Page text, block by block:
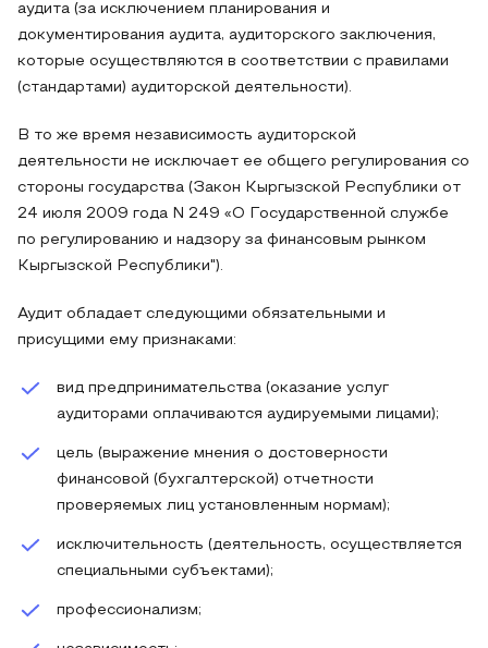
аудита (за исключением планирования и
документирования аудита, аудиторского заключения,
которые осуществляются в соответствии с правилами
(стандартами) аудиторской деятельности).
В то же время независимость аудиторской
деятельности не исключает ее общего регулирования со
стороны государства (Закон Кыргызской Республики от
24 июля 2009 года N 249 «О Государственной службе
по регулированию и надзору за финансовым рынком
Кыргызской Республики").
Аудит обладает следующими обязательными и
присущими ему признаками:
вид предпринимательства (оказание услуг
аудиторами оплачиваются аудируемыми лицами);
цель (выражение мнения о достоверности
финансовой (бухгалтерской) отчетности
проверяемых лиц установленным нормам);
исключительность (деятельность, осуществляется
специальными субъектами);
профессионализм;